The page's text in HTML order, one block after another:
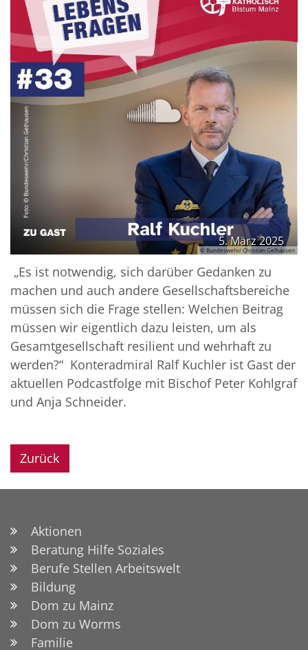
5. März 2025
© Bundeswehr/ Christian Gelhausen
„Es ist notwendig, sich darüber Gedanken zu
machen und auch andere Gesellschaftsbereiche
müssen sich die Frage stellen: Welchen Beitrag
müssen wir eigentlich dazu leisten, um als
Gesamtgesellschaft resilient und wehrhaft zu
werden?“ Konteradmiral Ralf Kuchler ist Gast der
aktuellen Podcastfolge mit Bischof Peter Kohlgraf
und Anja Schneider.
Zurück
Aktionen
Beratung Hilfe Soziales
Berufe Stellen Arbeitswelt
Bildung
Dom zu Mainz
Dom zu Worms
Familie